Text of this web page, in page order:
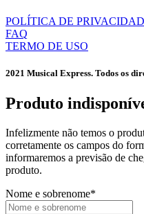
POLÍTICA DE
FAQ
TERMO DE USO
2021 Musical Express. Todos os
Produto
Infelizmente não temos o
corretamente os campos do
informaremos a previsão de
produto.
Nome e sobrenome*